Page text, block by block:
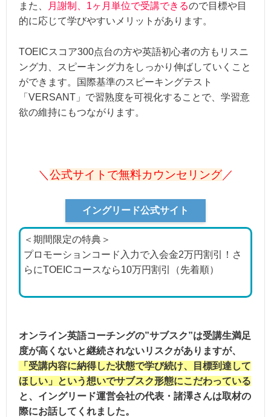
また、 月謝制、1ヶ月単位で受講できるので目標や目
的に応じて学びやすいメリットがあります。
TOEICスコア300点台の方や英語初心者の方もリスニ
ング力、スピーキング力をしっかり伸ばしていくこと
ができます。国際基準のスピーキングテスト
「VERSANT」で習熟度を可視化することで、学習意
欲の維持にもつながります。
＼ 公式サイトで無料カウンセリング／
イングリード公式サイト
＜期間限定の特典＞
プロモーションコード入力で入会金2万円割引！さ
らにTOEICコースなら10万円割引（先着順）
オンライン英語コーチングの”サブスク”は受講生満足
度が高くないと継続されないリスクがありますが、
「受講内容に納得した状態で学び続け、目標到達して
ほしい」という想いでサブスク形態にこだわっている
と、イングリード運営会社の代表・諸澤さんは取材の
際にお話してくれました。